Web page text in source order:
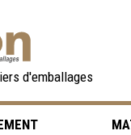
d'emballages